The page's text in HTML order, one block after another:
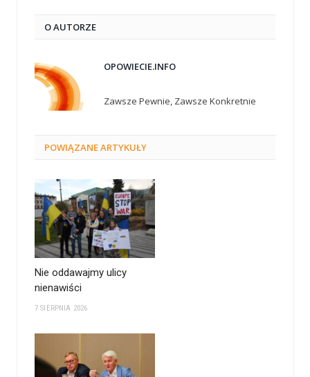
O AUTORZE
OPOWIECIE.INFO
Zawsze Pewnie, Zawsze Konkretnie
POWIĄZANEARTYKUŁY
Nie oddawajmy ulicy
nienawiści
7 SIERPNIA 2026